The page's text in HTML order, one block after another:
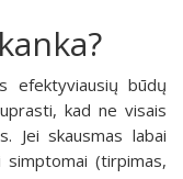
efektyviausių būdų
kad ne visais
Jei skausmas labai
(tirpimas,